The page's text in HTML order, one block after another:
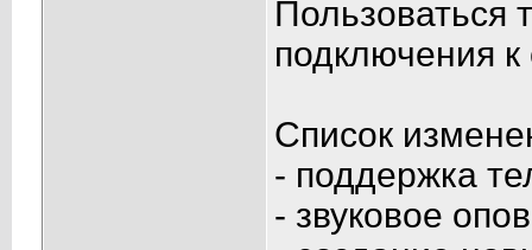
Пользоваться
подключения к
Список
- поддержка
- звуковое